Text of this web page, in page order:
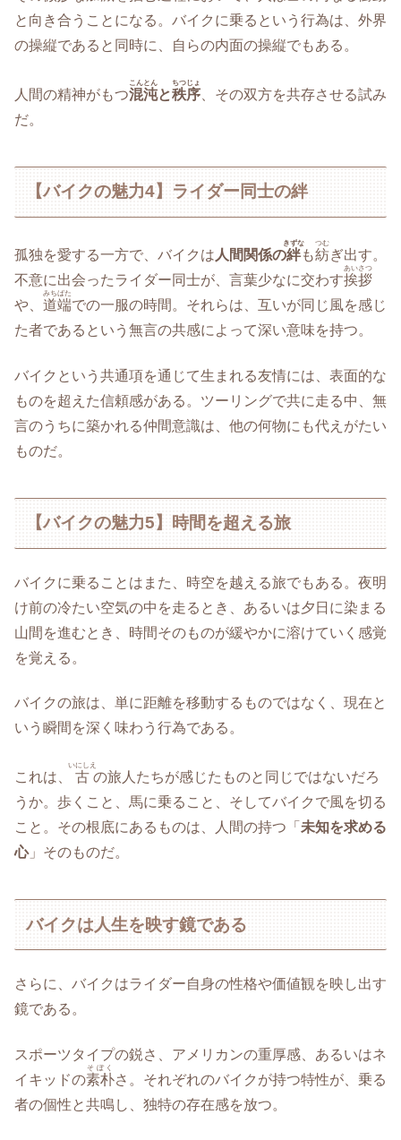
と向き合うことになる。バイクに乗るという行為は、外界
の操縦であると同時に、自らの内面の操縦でもある。
人間の精神がもつ混沌
こんとん
と秩序
ちつじょ
、その双方を共存させる試み
だ。
【バイクの魅力4】ライダー同士の絆
孤独を愛する一方で、バイクは 人間関係の絆
きずな
も紡
つむ
ぎ出す。
不意に出会ったライダー同士が、言葉少なに交わす挨拶
あいさつ
や、 道端
みちばた
での一服の時間。それらは、互いが同じ風を感じ
た者であるという無言の共感によって深い意味を持つ。
バイクという共通項を通じて生まれる友情には、表面的な
ものを超えた信頼感がある。ツーリングで共に走る中、無
言のうちに築かれる仲間意識は、他の何物にも代えがたい
ものだ。
【バイクの魅力5】時間を超える旅
バイクに乗ることはまた、時空を越える旅でもある。夜明
け前の冷たい空気の中を走るとき、あるいは夕日に染まる
山間を進むとき、時間そのものが緩やかに溶けていく感覚
を覚える。
バイクの旅は、単に距離を移動するものではなく、現在と
いう瞬間を深く味わう行為である。
これは、 古
いにしえ
の旅人たちが感じたものと同じではないだろ
うか。歩くこと、馬に乗ること、そしてバイクで風を切る
こと。その根底にあるものは、人間の持つ「 未知を求める
心」そのものだ。
バイクは人生を映す鏡である
さらに、バイクはライダー自身の性格や価値観を映し出す
鏡である。
スポーツタイプの鋭さ、アメリカンの重厚感、あるいはネ
イキッドの素朴
そぼく
さ。それぞれのバイクが持つ特性が、乗る
者の個性と共鳴し、独特の存在感を放つ。